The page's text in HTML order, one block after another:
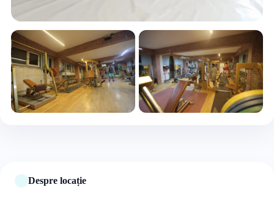
Despre locație